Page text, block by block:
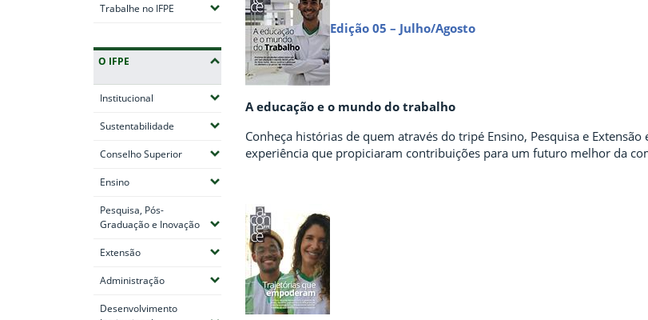
Trabalhe no IFPE (Expandir submenus)
O IFPE
Institucional (Expandir submenus)
Sustentabilidade (Expandir submenus)
Conselho Superior(Expandir submenus)
Ensino(Expandir submenus)
Pesquisa, Pós-
Graduação e Inovação(Expandir submenus)
Extensão(Expandir submenus)
Administração(Expandir submenus)
Desenvolvimento
Edição 05 – Julho/Agosto
A educação e o mundo do trabalho
Conheça histórias de quem através do tripé Ensino, Pesquisa e
experiência que propiciaram contribuições para um futuro melhor da